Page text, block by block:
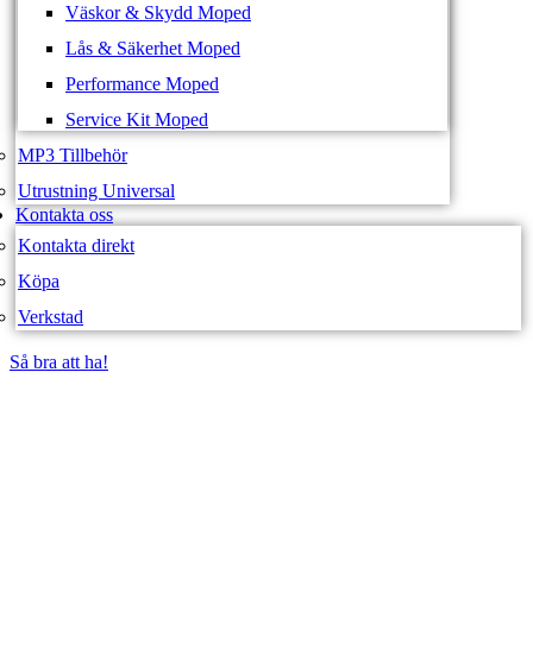
Väskor & Skydd Moped
Lås & Säkerhet Moped
Performance Moped
Service Kit Moped
MP3 Tillbehör
Utrustning Universal
Kontakta oss
Kontakta direkt
Köpa
Verkstad
Så bra att ha!